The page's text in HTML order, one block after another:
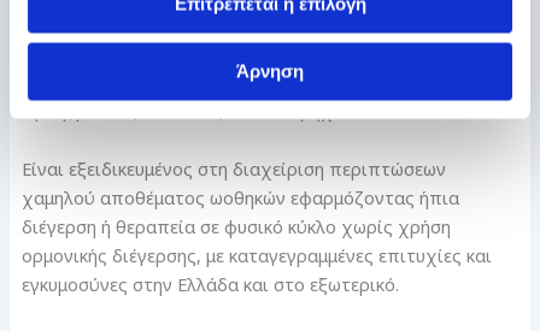
Άρνηση
Healthcare Learning Centre και πραγματοποιεί
υπερηχογραφικό έλεγχο διαβατότητας σαλπίγγων
(HyCoSy), 3D υπέρηχο καθώς και όλο το φάσμα
προηγμένων γυναικολογικών υπερήχων.
Είναι εξειδικευμένος στη διαχείριση περιπτώσεων
χαμηλού αποθέματος ωοθηκών εφαρμόζοντας ήπια
διέγερση ή θεραπεία σε φυσικό κύκλο χωρίς χρήση
ορμονικής διέγερσης, με καταγεγραμμένες επιτυχίες και
εγκυμοσύνες στην Ελλάδα και στο εξωτερικό.